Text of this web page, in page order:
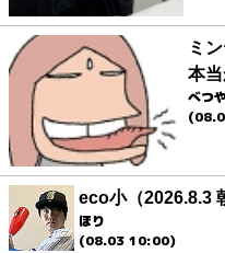
ミ
本
べつ
eco小（2026.8.3
ほり
(08.03 10:00)